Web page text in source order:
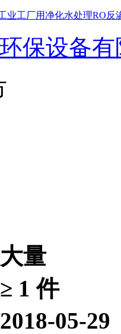
业工厂用净化水处理RO反
保设备
大量
≥ 1 件
2018-05-29